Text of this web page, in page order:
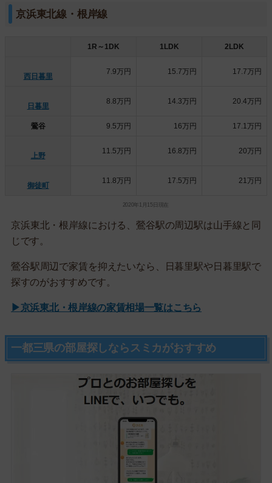
京浜東北線・根岸線
1R～1DK 1LDK 2LDK
西日暮里
7.9万円 15.7万円 17.7万円
日暮里
8.8万円 14.3万円 20.4万円
鶯谷 9.5万円 16万円 17.1万円
上野
11.5万円 16.8万円 20万円
御徒町
11.8万円 17.5万円 21万円
2020年1月15日現在
京浜東北・根岸線における、鶯谷駅の周辺駅は山手線と同
じです。
鶯谷駅周辺で家賃を抑えたいなら、日暮里駅や日暮里駅で
探すのがおすすめです。
▶京浜東北・根岸線の家賃相場一覧はこちら
一都三県の部屋探しならスミカがおすすめ